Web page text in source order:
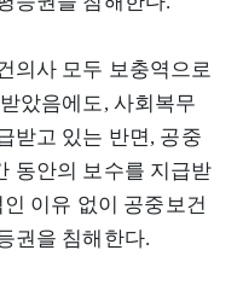
의사 모두 보충역으로
았음에도, 사회복무
받고 있는 반면, 공중
동안의 보수를 지급받
이유 없이 공중보건
권을 침해한다.